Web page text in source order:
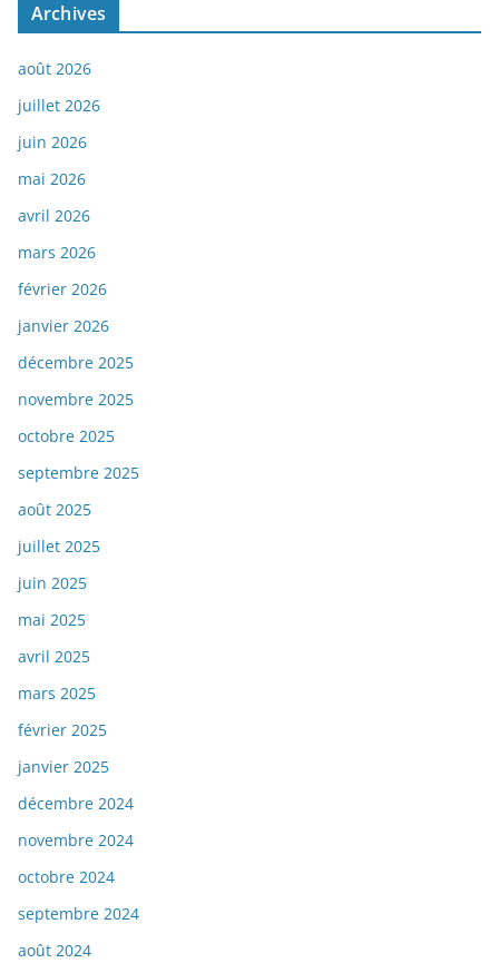
Archives
août 2026
juillet 2026
juin 2026
mai 2026
avril 2026
mars 2026
février 2026
janvier 2026
décembre 2025
novembre 2025
octobre 2025
septembre 2025
août 2025
juillet 2025
juin 2025
mai 2025
avril 2025
mars 2025
février 2025
janvier 2025
décembre 2024
novembre 2024
octobre 2024
septembre 2024
août 2024